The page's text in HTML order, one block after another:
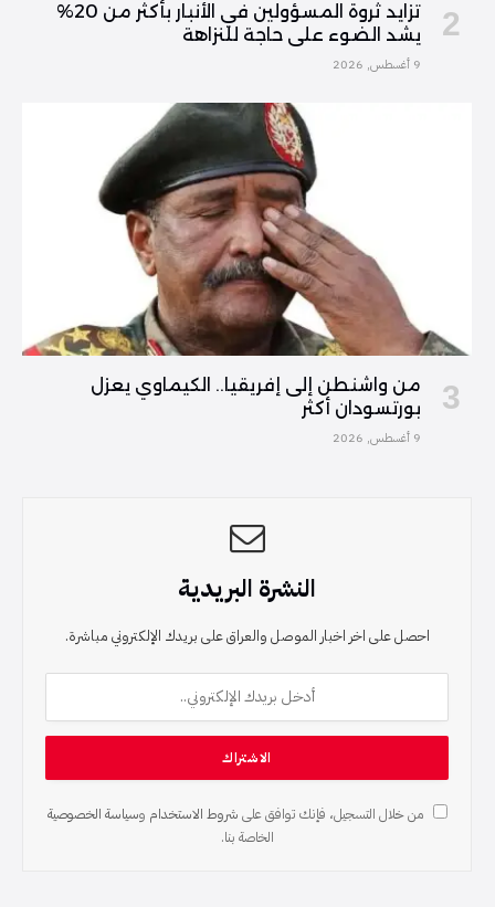
تزايد ثروة المسؤولين في الأنبار بأكثر من 20%
يشد الضوء على حاجة للنزاهة
9 أغسطس, 2026
من واشنطن إلى إفريقيا.. الكيماوي يعزل
بورتسودان أكثر
9 أغسطس, 2026
النشرة البريدية
احصل على اخر اخبار الموصل والعراق على بريدك الإلكتروني مباشرة.
من خلال التسجيل، فإنك توافق على شروط الاستخدام وسياسة الخصوصية
الخاصة بنا.